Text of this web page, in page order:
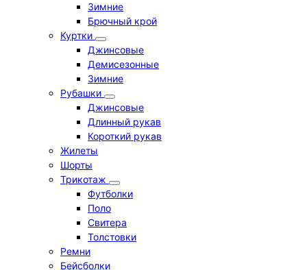
Зимние
Брючный крой
Куртки
Джинсовые
Демисезонные
Зимние
Рубашки
Джинсовые
Длинный рукав
Короткий рукав
Жилеты
Шорты
Трикотаж
Футболки
Поло
Свитера
Толстовки
Ремни
Бейсболки